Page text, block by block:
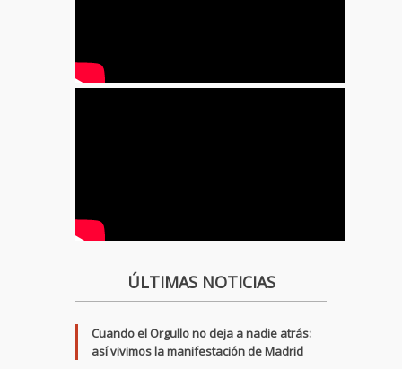
ÚLTIMAS NOTICIAS
Cuando el Orgullo no deja a nadie atrás:
así vivimos la manifestación de Madrid